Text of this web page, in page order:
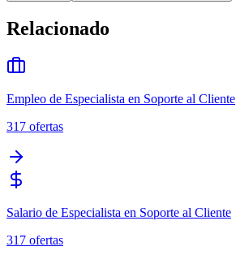
Relacionado
Empleo de Especialista en Soporte al Cliente
317 ofertas
Salario de Especialista en Soporte al Cliente
317 ofertas